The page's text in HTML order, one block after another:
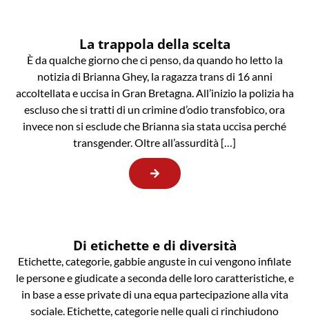
La trappola della scelta
È da qualche giorno che ci penso, da quando ho letto la
notizia di Brianna Ghey, la ragazza trans di 16 anni
accoltellata e uccisa in Gran Bretagna. All’inizio la polizia ha
escluso che si tratti di un crimine d’odio transfobico, ora
invece non si esclude che Brianna sia stata uccisa perché
transgender. Oltre all’assurdità […]
Di etichette e di diversità
Etichette, categorie, gabbie anguste in cui vengono infilate
le persone e giudicate a seconda delle loro caratteristiche, e
in base a esse private di una equa partecipazione alla vita
sociale. Etichette, categorie nelle quali ci rinchiudono